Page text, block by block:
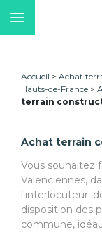
Accueil Achat
Hauts-de-France
terrain
Achat terrain
Vous souhaitez
Valenciennes,
l'interlocuteur
disposition des
commune,